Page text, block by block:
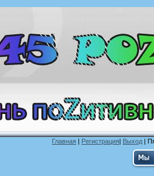
Главная | Регистрация| Выход |